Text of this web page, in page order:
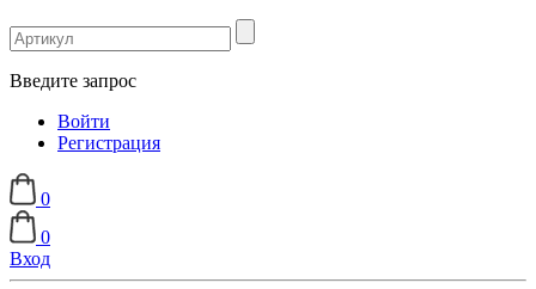
Введите запрос
Войти
Регистрация
0
0
Вход